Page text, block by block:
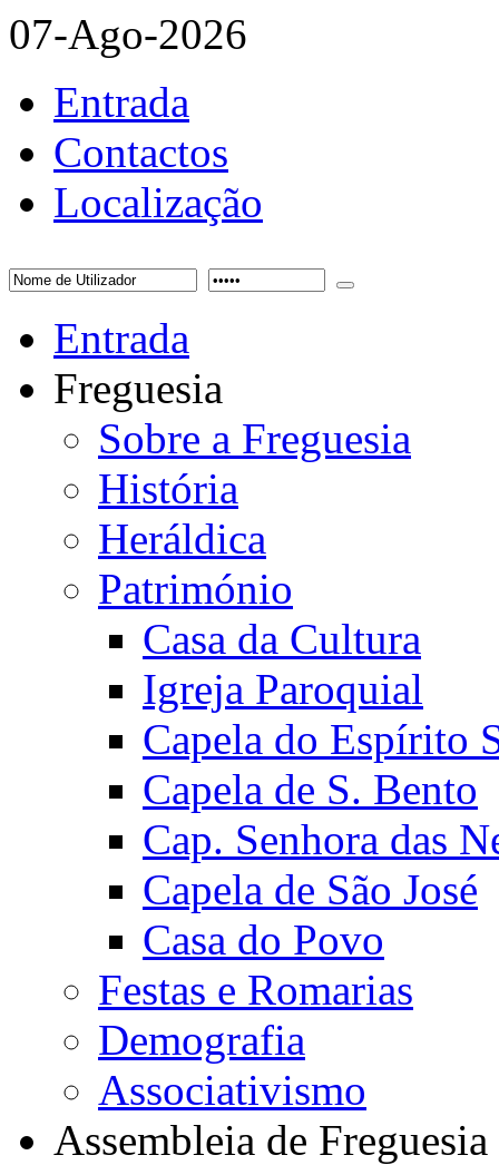
07-Ago-2026
Entrada
Contactos
Localização
Entrada
Freguesia
Sobre a Freguesia
História
Heráldica
Património
Casa da Cultura
Igreja Paroquial
Capela do Espírito
Capela de S. Bento
Cap. Senhora das
Capela de São José
Casa do Povo
Festas e Romarias
Demografia
Associativismo
Assembleia de Freguesia